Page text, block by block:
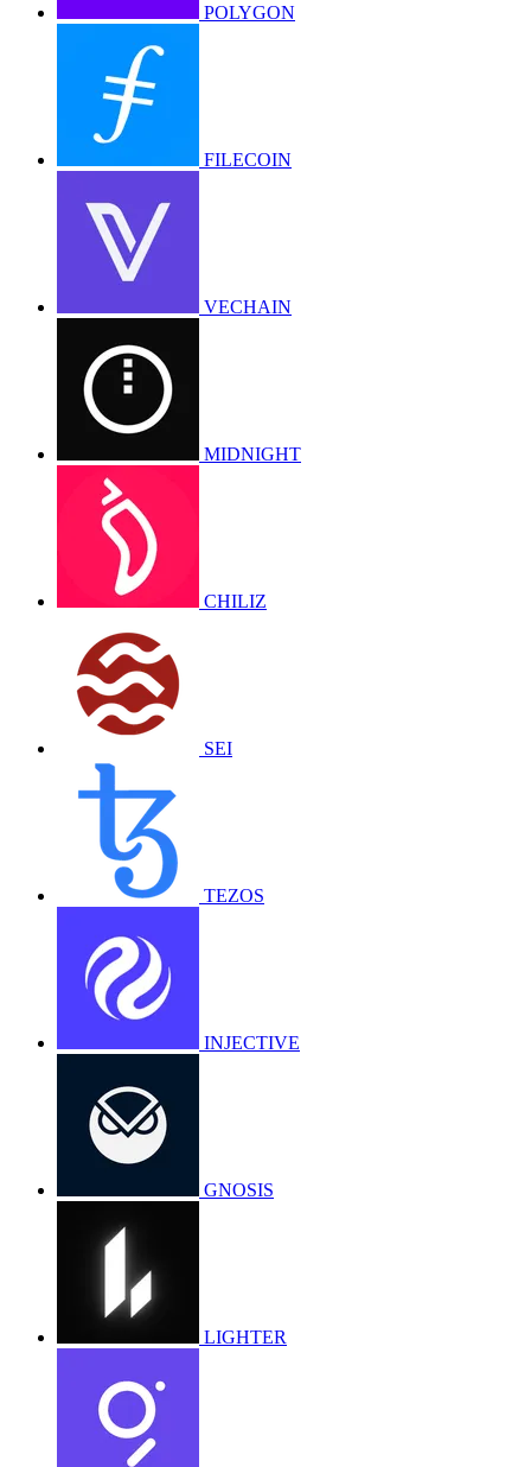
POLYGON
FILECOIN
VECHAIN
MIDNIGHT
CHILIZ
SEI
TEZOS
INJECTIVE
GNOSIS
LIGHTER